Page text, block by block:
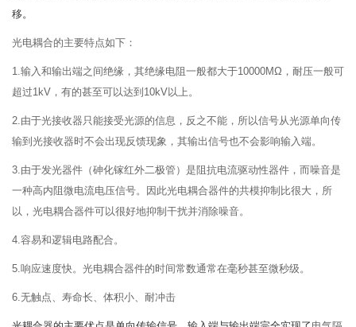
移。
光电耦合的主要特点如下：
1.输入和输出端之间绝缘，其绝缘电阻一般都大于10000MΩ，耐压一般可
超过1kV，有的甚至可以达到10kV以上。
2.由于光接收器只能接受光源的信息，反之不能，所以信号从光源单向传
输到光接收器时不会出现反馈现象，其输出信号也不会影响输入端。
3.由于发光器件（砷化镓红外二极管）是阻抗电流驱动性器件，而噪音是
一种高内阻微电流电压信号。因此光电耦合器件的共模抑制比很大，所
以，光电耦合器件可以很好地抑制干扰并消除噪音。
4.容易和逻辑电路配合。
5.响应速度快。光电耦合器件的时间常数通常在毫秒甚至微秒级。
6.无触点、寿命长、体积小、耐冲击